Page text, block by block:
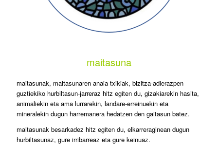
maitasuna
maitasunak, maitasunaren anaia txikiak, bizitza-adierazpen
guztiekiko hurbiltasun-jarreraz hitz egiten du, gizakiarekin hasita,
animaliekin eta ama lurrarekin, landare-erreinuekin eta
mineralekin dugun harremanera hedatzen den gaitasun batez.
maitasunak besarkadez hitz egiten du, elkarreraginean dugun
hurbiltasunaz, gure irribarreaz eta gure keinuaz.